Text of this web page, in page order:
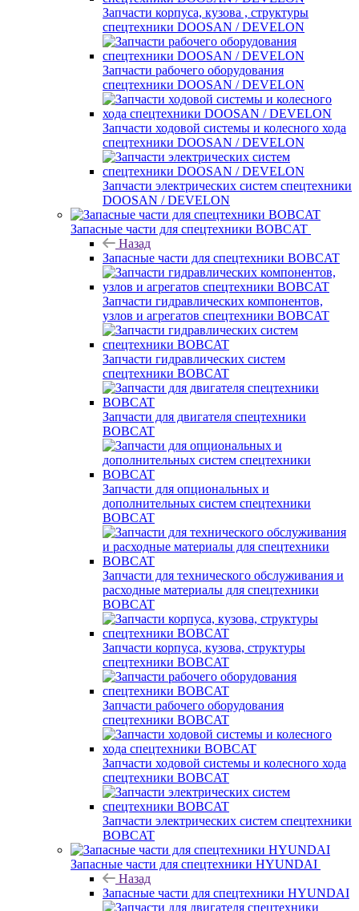
Запчасти корпуса, кузова , структуры
спецтехники DOOSAN / DEVELON
Запчасти рабочего оборудования
спецтехники DOOSAN / DEVELON
Запчасти ходовой системы и колесного хода
спецтехники DOOSAN / DEVELON
Запчасти электрических систем спецтехники
DOOSAN / DEVELON
Запасные части для спецтехники BOBCAT
Назад
Запасные части для спецтехники BOBCAT
Запчасти гидравлических компонентов,
узлов и агрегатов спецтехники BOBCAT
Запчасти гидравлических систем
спецтехники BOBCAT
Запчасти для двигателя спецтехники
BOBCAT
Запчасти для опциональных и
дополнительных систем спецтехники
BOBCAT
Запчасти для технического обслуживания и
расходные материалы для спецтехники
BOBCAT
Запчасти корпуса, кузова, структуры
спецтехники BOBCAT
Запчасти рабочего оборудования
спецтехники BOBCAT
Запчасти ходовой системы и колесного хода
спецтехники BOBCAT
Запчасти электрических систем спецтехники
BOBCAT
Запасные части для спецтехники HYUNDAI
Назад
Запасные части для спецтехники HYUNDAI